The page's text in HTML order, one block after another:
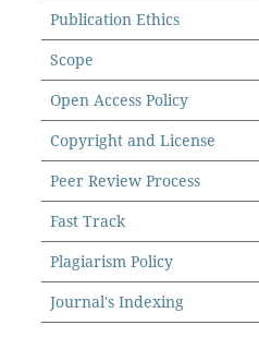
Publication Ethics
Scope
Open Access Policy
Copyright and License
Peer Review Process
Fast Track
Plagiarism Policy
Journal's Indexing